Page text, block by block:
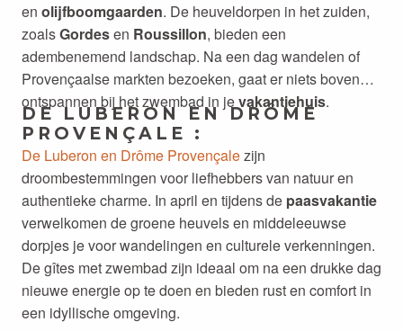
en olijfboomgaarden. De heuveldorpen in het zuiden,
zoalsGordesen Roussillon, bieden een
adembenemend landschap. Na een dag wandelen of
Provençaalse markten bezoeken, gaat er niets boven
ontspannen bij het zwembad in jevakantiehuis.
DE LUBERON EN DRÔME
PROVENÇALE :
De Luberon en Drôme Provençalezijn
droombestemmingen voor liefhebbers van natuur en
authentieke charme. In april en tijdens de paasvakantie
verwelkomen de groene heuvels en middeleeuwse
dorpjes je voor wandelingen en culturele verkenningen.
De gîtes met zwembad zijn ideaal om na een drukke dag
nieuwe energie op te doen en bieden rust en comfort in
een idyllische omgeving.